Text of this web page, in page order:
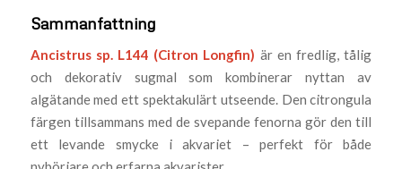
Sammanfattning
Ancistrus sp. L144 (Citron Longfin) är en fredlig, tålig
och dekorativ sugmal som kombinerar nyttan av
algätande med ett spektakulärt utseende. Den citrongula
färgen tillsammans med de svepande fenorna gör den till
ett levande smycke i akvariet – perfekt för både